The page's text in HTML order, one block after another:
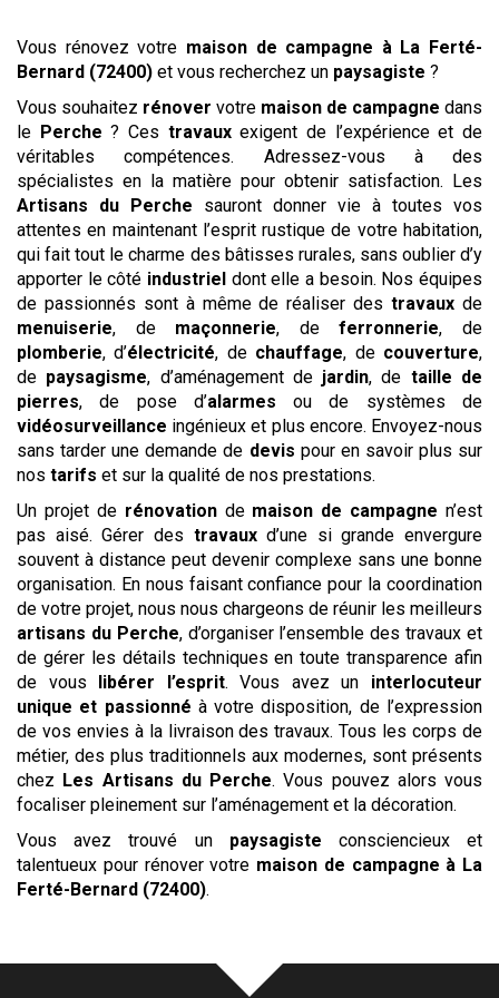
Vous rénovez votre maison de campagne à La Ferté-
Bernard (72400) et vous recherchez un paysagiste ?
Vous souhaitez rénover votre maison de campagne dans
le Perche ? Ces travauxexigent de l’expérience et de
véritables compétences. Adressez-vous à des
spécialistes en la matière pour obtenir satisfaction. Les
Artisans du Perche sauront donner vie à toutes vos
attentes en maintenant l’esprit rustique de votre habitation,
qui fait tout le charme des bâtisses rurales, sans oublier d’y
apporter le côté industriel dont elle a besoin. Nos équipes
de passionnés sont à même de réaliser destravaux de
menuiserie, de maçonnerie, deferronnerie, de
plomberie, d’électricité, de chauffage, de couverture,
de paysagisme, d’aménagement de jardin, de taille de
pierres, de pose d’alarmes ou de systèmes de
vidéosurveillance ingénieux et plus encore. Envoyez-nous
sans tarder une demande de devis pour en savoir plus sur
nos tarifs et sur la qualité de nos prestations.
Un projet de rénovationde maison de campagne n’est
pas aisé. Gérer des travauxd’une si grande envergure
souvent à distance peut devenir complexe sans une bonne
organisation. En nous faisant confiance pour la coordination
de votre projet, nous nous chargeons de réunir les meilleurs
artisans du Perche, d’organiser l’ensemble des travaux et
de gérer les détails techniques en toute transparence afin
de vous libérer l’esprit. Vous avez un interlocuteur
unique et passionné à votre disposition, de l’expression
de vos envies à la livraison des travaux. Tous les corps de
métier, des plus traditionnels aux modernes, sont présents
chez Les Artisans du Perche. Vous pouvez alors vous
focaliser pleinement sur l’aménagement et la décoration.
Vous avez trouvé un paysagiste
consciencieux et
talentueux pour rénover votre maison de campagne à La
Ferté-Bernard (72400).